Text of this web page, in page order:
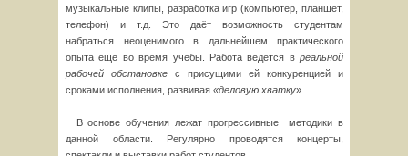
музыкальные клипы, разработка игр (компьютер, планшет,
телефон) и т.д. Это даёт возможность студентам
набраться неоценимого в дальнейшем практического
опыта ещё во время учёбы. Работа ведётся в реальной
рабочей обстановке с присущими ей конкуренцией и
сроками исполнения, развивая «деловую хватку».
В основе обучения лежат прогрессивные методики в
данной области. Регулярно проводятся концерты,